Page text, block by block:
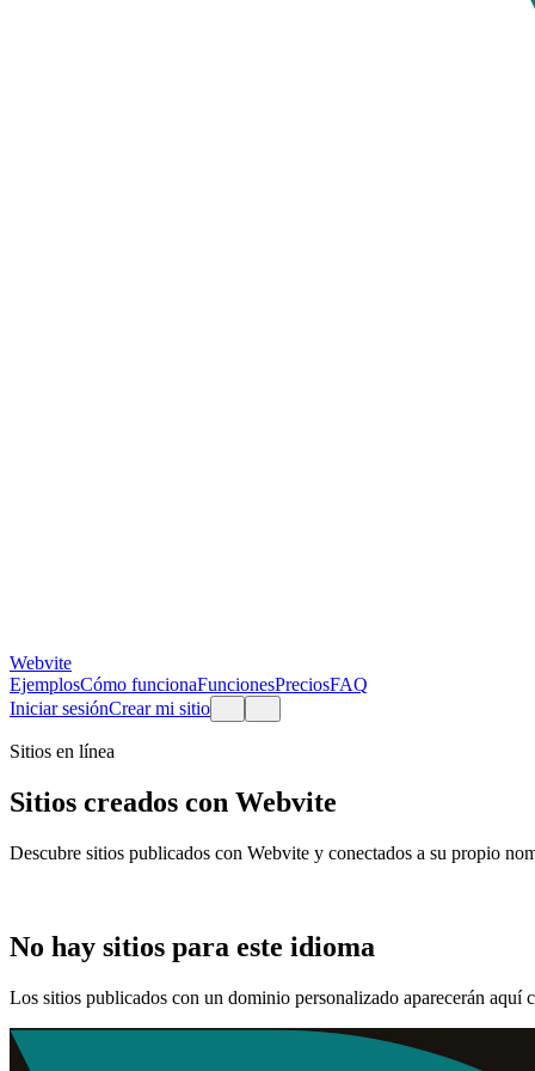
Webvite
EjemplosCómo funcionaFuncionesPreciosFAQ
Iniciar sesiónCrear mi sitio
Sitios en línea
Sitios creados con Webvite
Descubre sitios publicados con Webvite y conectados a su propio
No hay sitios para este idioma
Los sitios publicados con un dominio personalizado aparecerán aquí